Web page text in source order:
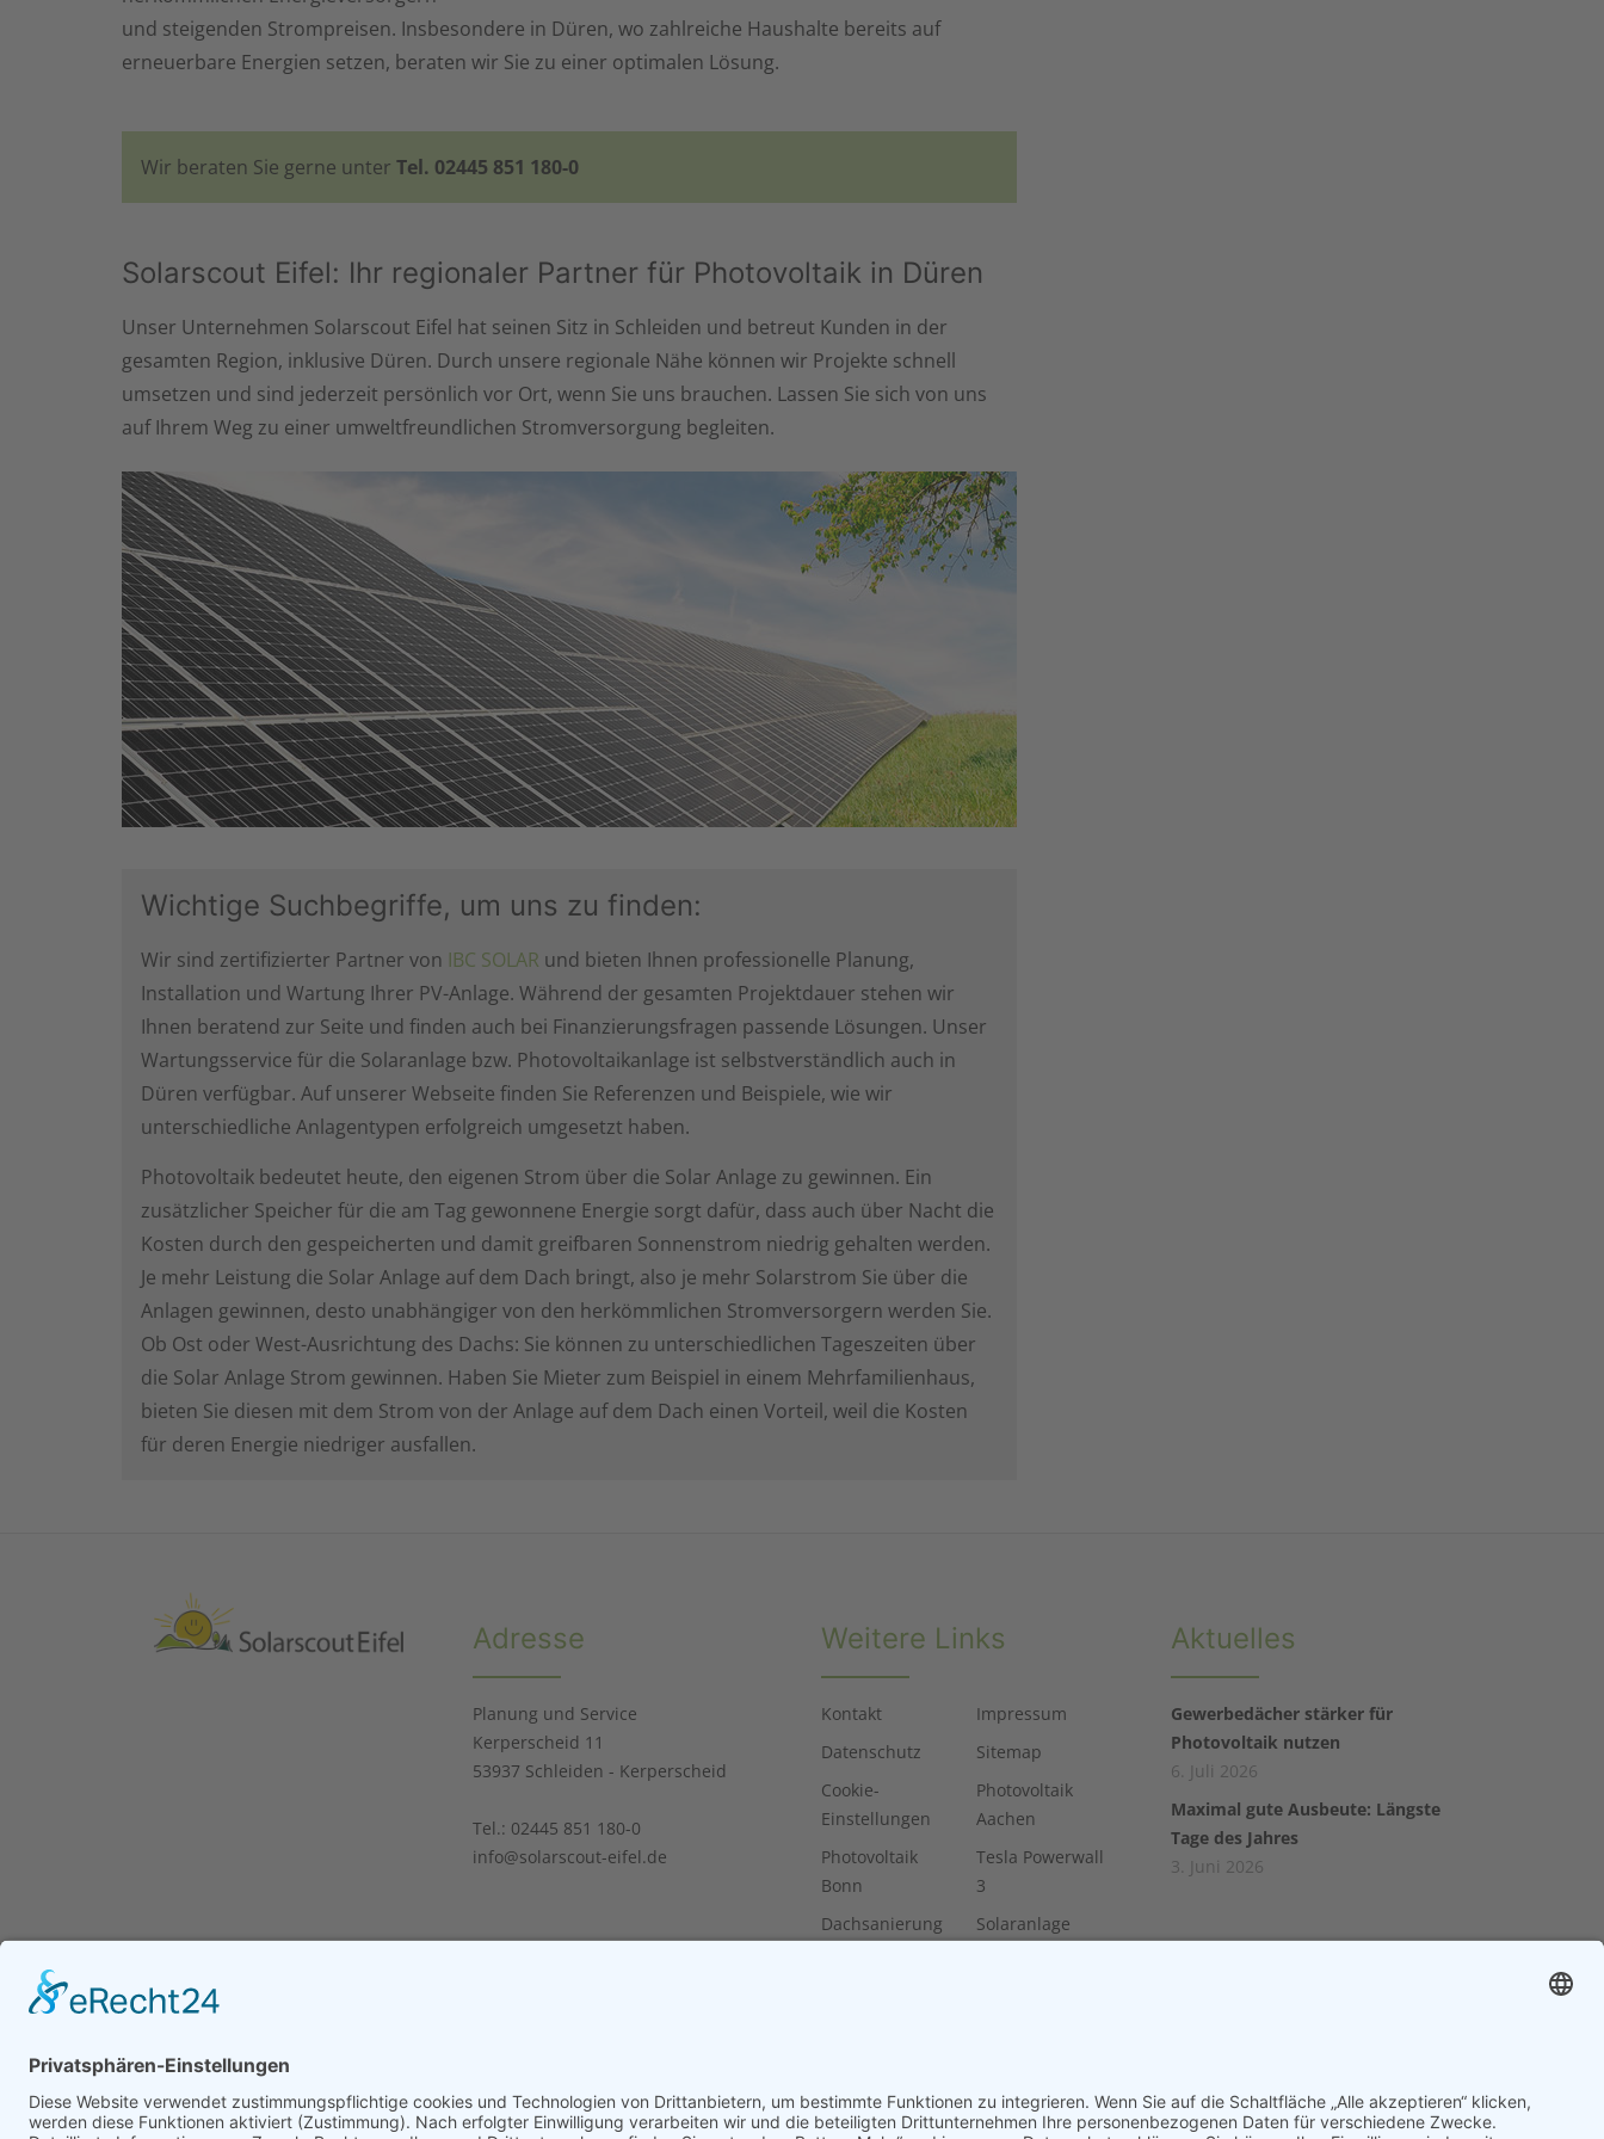
und steigenden Strompreisen. Insbesondere in Düren, wo zahlreiche Haushalte bereits auf
erneuerbare Energien setzen, beraten wir Sie zu einer optimalen Lösung.
Wir beraten Sie gerne unter Tel. 02445 851 180-0
Solarscout Eifel: Ihr regionaler Partner für Photovoltaik in Düren
Unser Unternehmen Solarscout Eifel hat seinen Sitz in Schleiden und betreut Kunden in der
gesamten Region, inklusive Düren. Durch unsere regionale Nähe können wir Projekte schnell
umsetzen und sind jederzeit persönlich vor Ort, wenn Sie uns brauchen. Lassen Sie sich von uns
auf Ihrem Weg zu einer umweltfreundlichen Stromversorgung begleiten.
Wichtige Suchbegriffe, um uns zu finden:
Wir sind zertifizierter Partner von IBC SOLAR und bieten Ihnen professionelle Planung,
Installation und Wartung Ihrer PV-Anlage. Während der gesamten Projektdauer stehen wir
Ihnen beratend zur Seite und finden auch bei Finanzierungsfragen passende Lösungen. Unser
Wartungsservice für die Solaranlage bzw. Photovoltaikanlage ist selbstverständlich auch in
Düren verfügbar. Auf unserer Webseite finden Sie Referenzen und Beispiele, wie wir
unterschiedliche Anlagentypen erfolgreich umgesetzt haben.
Photovoltaik bedeutet heute, den eigenen Strom über die Solar Anlage zu gewinnen. Ein
zusätzlicher Speicher für die am Tag gewonnene Energie sorgt dafür, dass auch über Nacht die
Kosten durch den gespeicherten und damit greifbaren Sonnenstrom niedrig gehalten werden.
Je mehr Leistung die Solar Anlage auf dem Dach bringt, also je mehr Solarstrom Sie über die
Anlagen gewinnen, desto unabhängiger von den herkömmlichen Stromversorgern werden Sie.
Ob Ost oder West-Ausrichtung des Dachs: Sie können zu unterschiedlichen Tageszeiten über
die Solar Anlage Strom gewinnen. Haben Sie Mieter zum Beispiel in einem Mehrfamilienhaus,
bieten Sie diesen mit dem Strom von der Anlage auf dem Dach einen Vorteil, weil die Kosten
für deren Energie niedriger ausfallen.
Adresse
Planung und Service
Kerperscheid 11
53937 Schleiden - Kerperscheid
Tel.: 02445 851 180-0
info@solarscout-eifel.de
Weitere Links
Kontakt
Impressum
Datenschutz
Sitemap
Cookie-
Einstellungen
Photovoltaik
Aachen
Photovoltaik
Bonn
Tesla Powerwall
3
Dachsanierung
Solaranlage
Aktuelles
Gewerbedächer stärker für
Photovoltaik nutzen
6. Juli 2026
Maximal gute Ausbeute: Längste
Tage des Jahres
3. Juni 2026